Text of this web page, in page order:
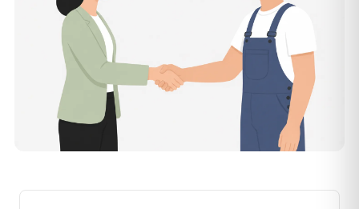
(Etage, Aufzug), Menge und Sperrmüllanteil verschieben
den Preis nach oben oder unten — den genauen
Festpreis nennt Ihnen der Entrümpler nach kurzer
Beschreibung.
Werden Entrümpelungen in Mainburg in Zukunft
teurer?
Seit 2020 verlief die Preisentwicklung in Mainburg
steigend (+50 %), mit dem bisherigen Höchststand im
Jahr 2024. Eine Prognose lässt sich daraus nicht